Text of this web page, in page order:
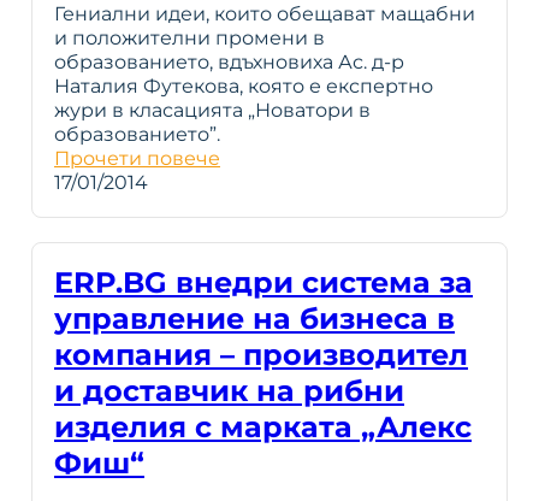
Гениални идеи, които обещават мащабни
и положителни промени в
образованието, вдъхновиха Ас. д-р
Наталия Футекова, която е експертно
жури в класацията „Новатори в
образованието”.
Прочети повече
17/01/2014
ERP.BG внедри система за
управление на бизнеса в
компания – производител
и доставчик на рибни
изделия с марката „Алекс
Фиш“